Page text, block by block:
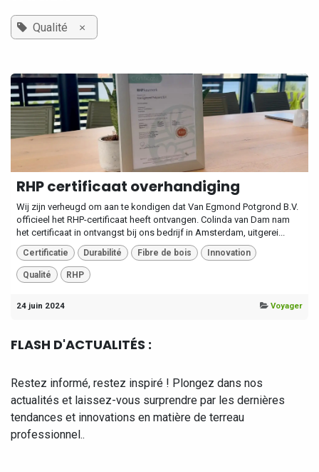
Qualité ×
RHP certificaat overhandiging
Wij zijn verheugd om aan te kondigen dat Van Egmond Potgrond B.V.
officieel het RHP-certificaat heeft ontvangen. Colinda van Dam nam
het certificaat in ontvangst bij ons bedrijf in Amsterdam, uitgerei...
Certificatie Durabilité Fibre de bois Innovation
Qualité RHP
24 juin 2024 Voyager
FLASH D'ACTUALITÉS :
Restez informé, restez inspiré ! Plongez dans nos
actualités et laissez-vous surprendre par les dernières
tendances et innovations en matière de terreau
professionnel..